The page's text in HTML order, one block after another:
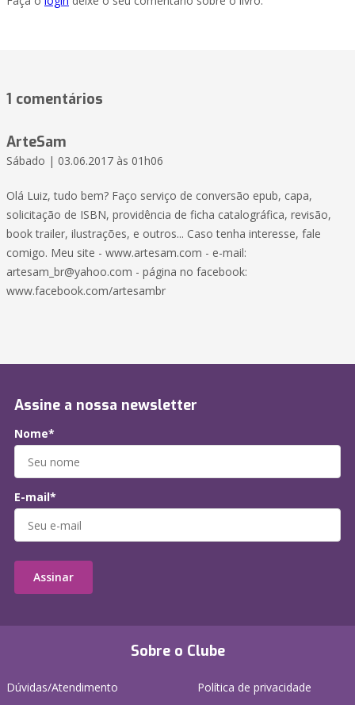
1 comentários
ArteSam
Sábado | 03.06.2017 às 01h06
Olá Luiz, tudo bem? Faço serviço de conversão epub, capa,
solicitação de ISBN, providência de ficha catalográfica, revisão,
book trailer, ilustrações, e outros... Caso tenha interesse, fale
comigo. Meu site - www.artesam.com - e-mail:
artesam_br@yahoo.com - página no facebook:
www.facebook.com/artesambr
Sobre o Clube
Dúvidas/Atendimento
Política de privacidade
Assine a nossa newsletter
Nome*
E-mail*
Assinar